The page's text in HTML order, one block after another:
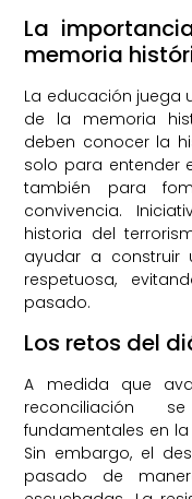
La
memoria
La educación juega
de la memoria
deben conocer la
solo para entender
también para
convivencia.
historia del
ayudar a construir
respetuosa,
pasado.
Los retos del
A medida que
reconciliación
fundamentales en
Sin embargo, el
pasado de